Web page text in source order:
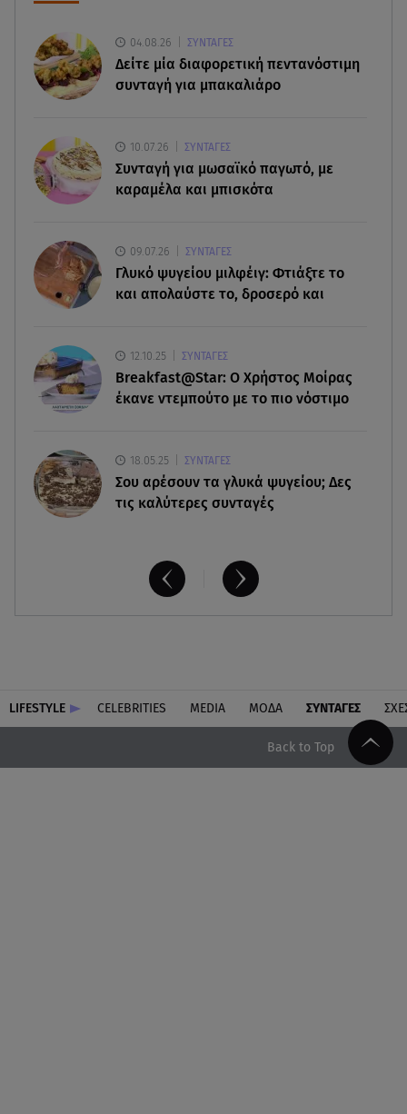
Δούκισσα Νομικού: Από τη Μύκονο «πετάχτηκε»
στη Γαλλική Πολυνησία!
που βρέθηκε σε σπηλιά
08.08.26 , 14:50
08.08.26 , 14:25
Καιρός: Σε πορτοκαλί συναγερμό η χώρα για
φωτιές τα επόμενα 24ωρα
08.08.26 , 14:00
Summer fling: Γιατί να πεις ναι σε έναν
καλοκαιρινό έρωτα
04.08.26 ΣΥΝΤΑΓΕΣ
Δείτε μία διαφορετική πεντανόστιμη
συνταγή για μπακαλιάρο
10.07.26 ΣΥΝΤΑΓΕΣ
Συνταγή για μωσαϊκό παγωτό, με
καραμέλα και μπισκότα
09.07.26 ΣΥΝΤΑΓΕΣ
Γλυκό ψυγείου μιλφέιγ: Φτιάξτε το
και απολαύστε το, δροσερό και
12.10.25 ΣΥΝΤΑΓΕΣ
Breakfast@Star: O Xρήστος Μοίρας
έκανε ντεμπούτο με το πιο νόστιμο
18.05.25 ΣΥΝΤΑΓΕΣ
Σου αρέσουν τα γλυκά ψυγείου; Δες
τις καλύτερες συνταγές
LIFESTYLE CELEBRITIES MEDIA ΜΟΔΑ ΣΥΝΤΑΓΕΣ
Back to Top